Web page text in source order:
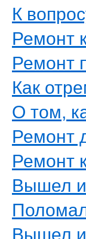
К
Ремонт
Ремонт
Как
О том,
Ремонт
Ремонт
Вышел
Вышел